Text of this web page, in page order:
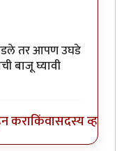
निवडणूकbyआग्या१९९०
तर आपण उघडे
बाजू घ्यावी
कराकिंवासदस्य व्हा